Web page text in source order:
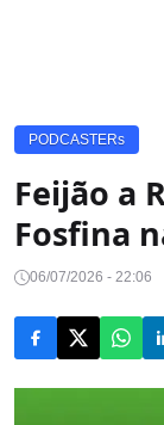
PODCASTERs
Feijão a
Fosfina
06/07/2026 - 22:06